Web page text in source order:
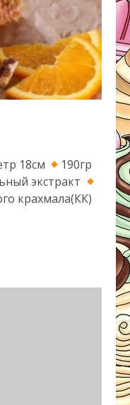
18см
190гр
экстракт
крахмала(КК)